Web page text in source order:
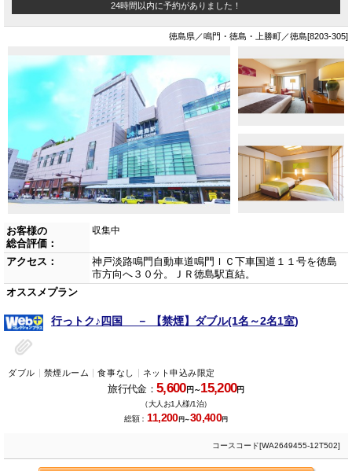
24時間以内に予約がありました！
徳島県／鳴門・徳島・上勝町／徳島[8203-305]
お客様の
総合評価：
収集中
アクセス：
神戸淡路鳴門自動車道鳴門ＩＣ下車国道１１号を徳島
市方向へ３０分。ＪＲ徳島駅直結。
オススメプラン
行っトク♪四国 － 【禁煙】ダブル(1名～2名1室)
ダブル 禁煙ルーム 食事なし ネット申込み限定
旅行代金： 5,600円～15,200円
（大人お1人様/1泊）
総額： 11,200円～30,400円
コースコード[WA2649455-12T502]